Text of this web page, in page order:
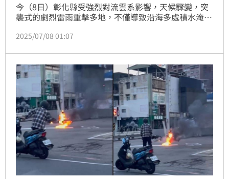
今（8日）彰化縣受強烈對流雲系影響，天候驟變，突
襲式的劇烈雷雨重擊多地，不僅導致沿海多處積水淹
閃電連番直劈電線桿，瞬間引爆火球，畫面驚悚，場面
2025/07/08 01:07